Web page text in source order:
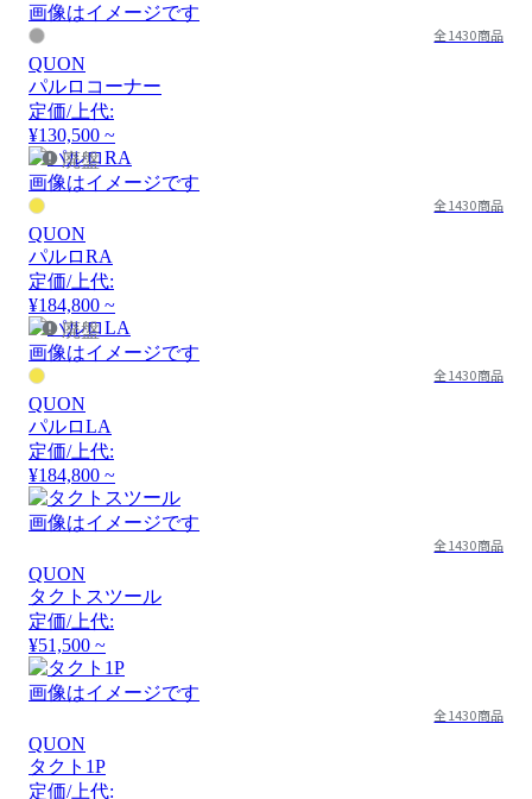
画像はイメージです
全1430商品
QUON
パルロコーナー
定価/上代:
¥130,500 ~
廃盤
画像はイメージです
全1430商品
QUON
パルロRA
定価/上代:
¥184,800 ~
廃盤
画像はイメージです
全1430商品
QUON
パルロLA
定価/上代:
¥184,800 ~
画像はイメージです
全1430商品
QUON
タクトスツール
定価/上代:
¥51,500 ~
画像はイメージです
全1430商品
QUON
タクト1P
定価/上代: